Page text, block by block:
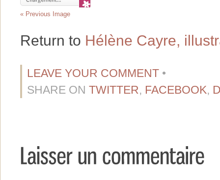
« Previous Image
Return to Hélène Cayre,
LEAVE YOUR COMMENT •
SHARE ON TWITTER, FACEBOOK,